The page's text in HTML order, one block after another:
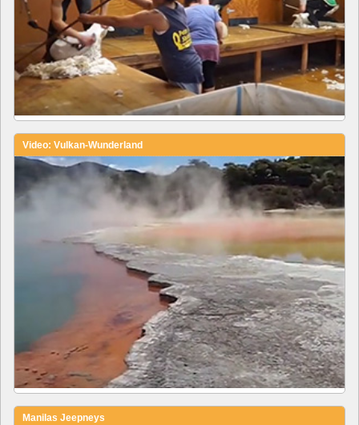
Video: Vulkan-Wunderland
Manilas Jeepneys